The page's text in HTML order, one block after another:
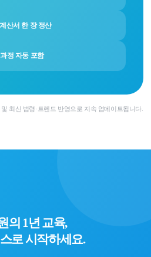
산서 한 장 정산
정 자동 포함
최신 법령·트렌드 반영으로 지속 업데이트됩니다.
의 1년 교육,
로 시작하세요.